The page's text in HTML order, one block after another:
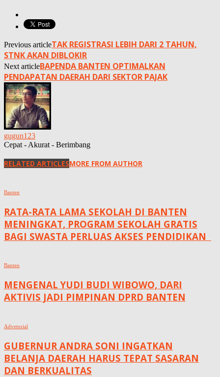
Previous articleTAK REGISTRASI LEBIH DARI 2 TAHUN,
STNK AKAN DIBLOKIR
Next articleBAPENDA BANTEN OPTIMALKAN
PENDAPATAN DAERAH DARI SEKTOR PAJAK
gugun123
Cepat - Akurat - Berimbang
RELATED ARTICLESMORE FROM AUTHOR
Banten
RATA-RATA LAMA SEKOLAH DI BANTEN
MENINGKAT, ‎PROGRAM SEKOLAH GRATIS
BAGI SWASTA PERLUAS AKSES PENDIDIKAN ‎ ‎
Banten
MENGENAL YUDI BUDI WIBOWO, DARI
AKTIVIS JADI PIMPINAN DPRD BANTEN
Advetorial
GUBERNUR ANDRA SONI INGATKAN
BELANJA DAERAH HARUS TEPAT SASARAN
DAN BERKUALITAS